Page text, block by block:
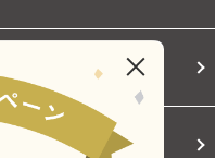
ご利用規約